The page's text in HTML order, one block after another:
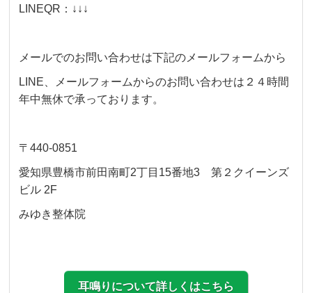
LINEQR：↓↓↓
メールでのお問い合わせは下記のメールフォームから
LINE、メールフォームからのお問い合わせは２４時間
年中無休で承っております。
〒440-0851
愛知県豊橋市前田南町2丁目15番地3 第２クイーンズ
ビル 2F
みゆき整体院
耳鳴りについて詳しくはこちら